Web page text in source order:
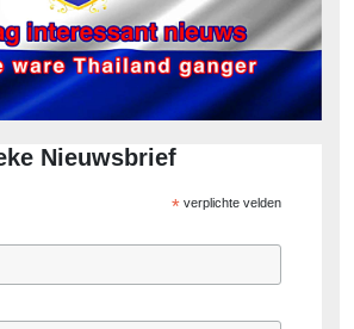
Nieuwsbrief
*verplichte velden